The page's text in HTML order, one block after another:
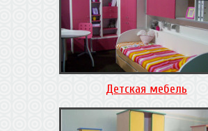
Детская мебель